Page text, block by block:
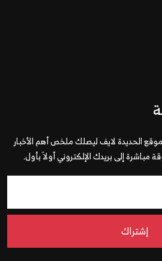
الحديدة لايف ليصلك ملخص أهم الأخبار
مباشرة إلى بريدك الإلكتروني أولاً بأول.
إشتراك